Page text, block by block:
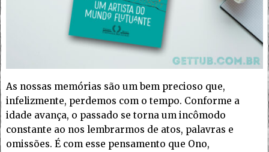
As nossas memórias são um bem precioso que,
infelizmente, perdemos com o tempo. Conforme a
idade avança, o passado se torna um incômodo
constante ao nos lembrarmos de atos, palavras e
omissões. É com esse pensamento que Ono,